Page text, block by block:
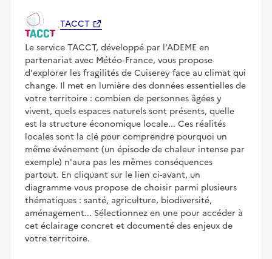
TACCT
Le service TACCT, développé par l'ADEME en
partenariat avec Météo‑France, vous propose
d'explorer les fragilités de Cuiserey face au climat qui
change. Il met en lumière des données essentielles de
votre territoire : combien de personnes âgées y
vivent, quels espaces naturels sont présents, quelle
est la structure économique locale... Ces réalités
locales sont la clé pour comprendre pourquoi un
même événement (un épisode de chaleur intense par
exemple) n'aura pas les mêmes conséquences
partout. En cliquant sur le lien ci-avant, un
diagramme vous propose de choisir parmi plusieurs
thématiques : santé, agriculture, biodiversité,
aménagement... Sélectionnez en une pour accéder à
cet éclairage concret et documenté des enjeux de
votre territoire.